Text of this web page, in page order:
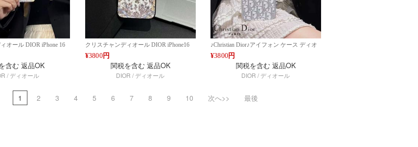
オール DIOR iPhone 16
PRO MAX スターモチー
透明シルバーデザイン 高
ファッション IPHONE16
MAX 15 16ケース ブラ
含む 返品OK
/ ディオール
クリスチャンディオール DIOR iPhone16
PRO MAX 14 アイフォン15 PRO MAX ケ
ース 高級 ブランド 耐衝撃 花柄デザイン
ファッション 人気 高級 ブランド ケース
アイフォン15 16ケース ファッション
¥3800円
関税を含む 返品OK
DIOR / ディオール
♪Christian Dior♪アイフォン ケース ディオ
ール iPhone16 PRO MAX 14 アイフォン15
PRO MAX 16 PRO 14 Pro Max 15 Pro Max
モノグラム ロゴデザイン ケース ブランド
アイフォン15 16ケースファッション 携帯
¥3800 円
関税を含む 返品OK
DIOR / ディオール
1 2 3 4 5 6 7 8 9 10 次へ>> 最後